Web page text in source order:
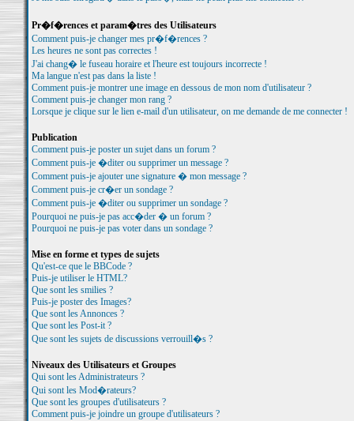
Pr�f�rences et param�tres des Utilisateurs
Comment puis-je changer mes pr�f�rences ?
Les heures ne sont pas correctes !
J'ai chang� le fuseau horaire et l'heure est toujours incorrecte !
Ma langue n'est pas dans la liste !
Comment puis-je montrer une image en dessous de mon nom d'utilisateur ?
Comment puis-je changer mon rang ?
Lorsque je clique sur le lien e-mail d'un utilisateur, on me demande de me connecter !
Publication
Comment puis-je poster un sujet dans un forum ?
Comment puis-je �diter ou supprimer un message ?
Comment puis-je ajouter une signature � mon message ?
Comment puis-je cr�er un sondage ?
Comment puis-je �diter ou supprimer un sondage ?
Pourquoi ne puis-je pas acc�der � un forum ?
Pourquoi ne puis-je pas voter dans un sondage ?
Mise en forme et types de sujets
Qu'est-ce que le BBCode ?
Puis-je utiliser le HTML?
Que sont les smilies ?
Puis-je poster des Images?
Que sont les Annonces ?
Que sont les Post-it ?
Que sont les sujets de discussions verrouill�s ?
Niveaux des Utilisateurs et Groupes
Qui sont les Administrateurs ?
Qui sont les Mod�rateurs?
Que sont les groupes d'utilisateurs ?
Comment puis-je joindre un groupe d'utilisateurs ?